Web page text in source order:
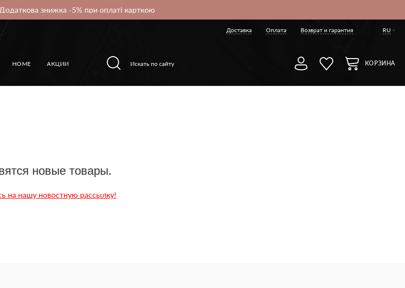
Додаткова знижка -5% при оплаті карткою
Доставка Оплата Возврат и гарантия RU
HOME АКЦИИ КОРЗИНА
новые товары.
на нашу новостную рассылку!